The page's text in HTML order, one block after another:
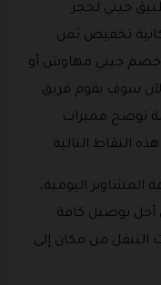
جيني لحجز
تخفيض ثمن
خصم جيني مهاوش أو
خصم تطبيق جيني 2026، والآن سوف يقوم فريق
توضح مميزات
النقاط التالية :
اليومية،
توصيل كافة
التنقل من مكان إلى